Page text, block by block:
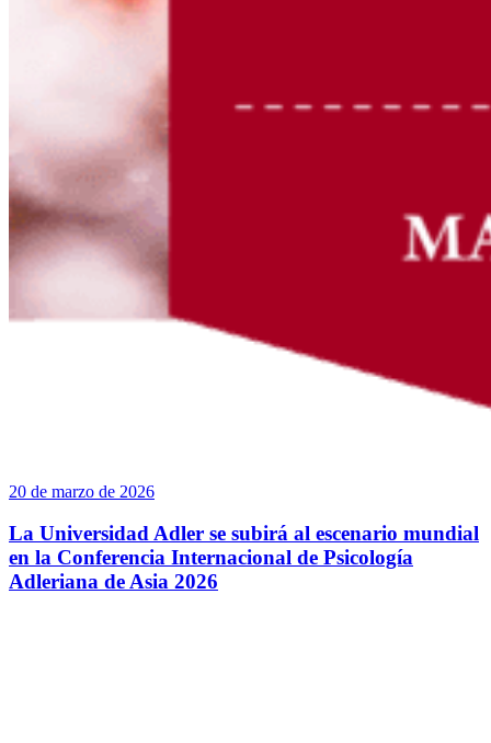
20 de marzo de 2026
La Universidad Adler se subirá al escenario mundial
en la Conferencia Internacional de Psicología
Adleriana de Asia 2026